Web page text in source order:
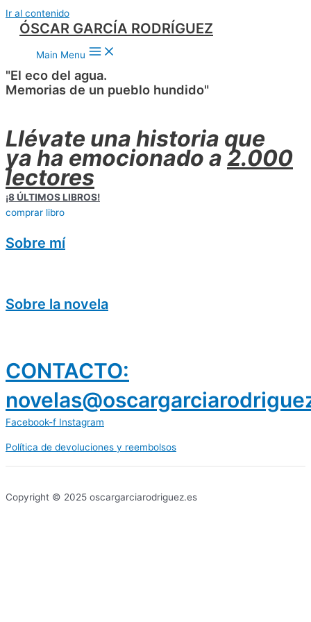
Ir al contenido
ÓSCAR GARCÍA RODRÍGUEZ
Main Menu
"El eco del agua.
Memorias de un pueblo hundido"
Llévate una historia que
ya ha emocionado a 2.000
lectores
¡8 ÚLTIMOS LIBROS!
comprar libro
Sobre mí
Sobre la novela
CONTACTO:
Facebook-f Instagram
Política de devoluciones y reembolsos
Copyright © 2025 oscargarciarodriguez.es